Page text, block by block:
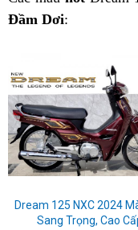
Đầm Dơi:
Dream 125 NXC 2024
Sang Trọng, Cao